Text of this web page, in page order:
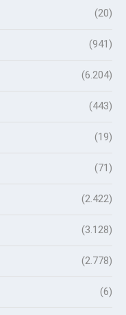
(20)
(941)
(6.204)
(443)
(19)
(71)
(2.422)
(3.128)
(2.778)
(6)